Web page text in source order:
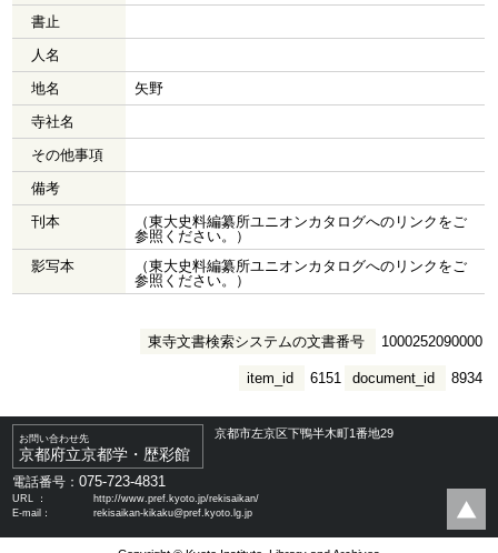
書止
人名
地名
矢野
寺社名
その他事項
備考
刊本
（東大史料編纂所ユニオンカタログへのリンクをご
参照ください。）
影写本
（東大史料編纂所ユニオンカタログへのリンクをご
参照ください。）
東寺文書検索システムの文書番号 1000252090000
document_id 8934
item_id 6151
お問い合わせ先
京都府立京都学・歴彩館
京都市左京区下鴨半木町1番地29
電話番号：075-723-4831
URL ：
http://www.pref.kyoto.jp/rekisaikan/
E-mail：
rekisaikan-kikaku@pref.kyoto.lg.jp